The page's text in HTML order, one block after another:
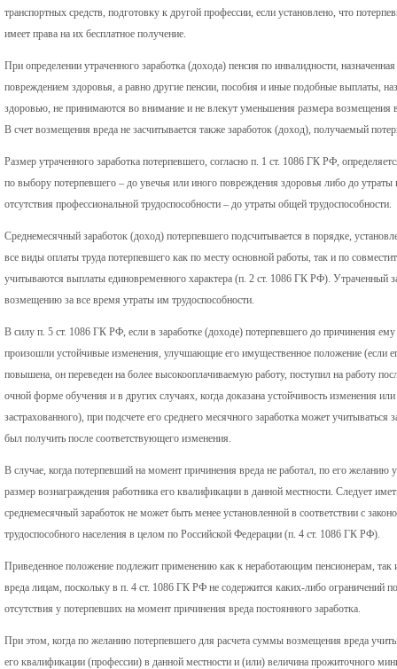
транспортных средств, подготовку к другой профессии, если установлено, что
имеет права на их бесплатное получение.
При определении утраченного заработка (дохода) пенсия по инвалидности,
повреждением здоровья, а равно другие пенсии, пособия и иные подобные выплаты,
здоровью, не принимаются во внимание и не влекут уменьшения размера возмещения
В счет возмещения вреда не засчитывается также заработок (доход), получаемый
Размер утраченного заработка потерпевшего, согласно п. 1 ст. 1086 ГК РФ,
по выбору потерпевшего – до увечья или иного повреждения здоровья либо до утраты
отсутствия профессиональной трудоспособности – до утраты общей трудоспособности.
Среднемесячный заработок (доход) потерпевшего подсчитывается в порядке,
все виды оплаты труда потерпевшего как по месту основной работы, так и по
учитываются выплаты единовременного характера (п. 2 ст. 1086 ГК РФ). Утраченный
возмещению за все время утраты им трудоспособности.
В силу п. 5 ст. 1086 ГК РФ, если в заработке (доходе) потерпевшего до причинения
произошли устойчивые изменения, улучшающие его имущественное положение (если
повышена, он переведен на более высокооплачиваемую работу, поступил на работу
очной форме обучения и в других случаях, когда доказана устойчивость изменения
застрахованного), при подсчете его среднего месячного заработка может
был получить после соответствующего изменения.
В случае, когда потерпевший на момент причинения вреда не работал, по его
размер вознаграждения работника его квалификации в данной местности. Следует
среднемесячный заработок не может быть менее установленной в соответствии с
трудоспособного населения в целом по Российской Федерации (п. 4 ст. 1086 ГК РФ).
Приведенное положение подлежит применению как к неработающим пенсионерам,
вреда лицам, поскольку в п. 4 ст. 1086 ГК РФ не содержится каких-либо ограничений
отсутствия у потерпевших на момент причинения вреда постоянного заработка.
При этом, когда по желанию потерпевшего для расчета суммы возмещения вреда
его квалификации (профессии) в данной местности и (или) величина прожиточного